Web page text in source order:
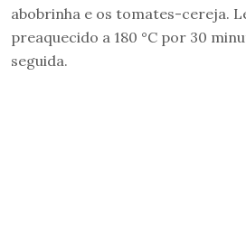
abobrinha e os tomates-cereja.
preaquecido a 180 °C por 30
seguida.